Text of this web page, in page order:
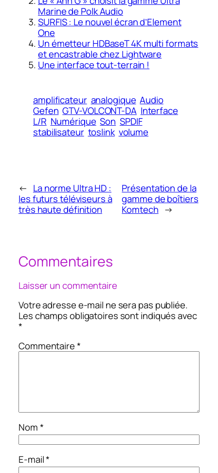
Marine de Polk Audio
SURFIS : Le nouvel écran d’Element
One
Un émetteur HDBaseT 4K multi formats
et encastrable chez Lightware
Une interface tout-terrain !
amplificateur analogique Audio
Gefen GTV-VOLCONT-DA Interface
L/R Numérique Son SPDIF
stabilisateur toslink volume
← La norme Ultra HD :
les futurs téléviseurs à
très haute définition
Présentation de la
gamme de boîtiers
Komtech →
Commentaires
Laisser un commentaire
Votre adresse e-mail ne sera pas publiée.
Les champs obligatoires sont indiqués avec
*
Commentaire*
Nom*
E-mail*